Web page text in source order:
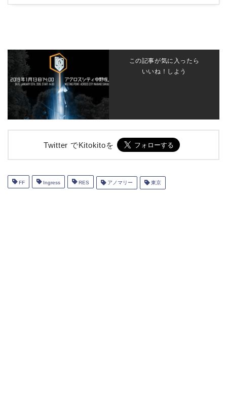
この記事が気に入ったら
いいね！しよう
Twitter でKitokitoを
FF Ingress RES アノマリー 東京